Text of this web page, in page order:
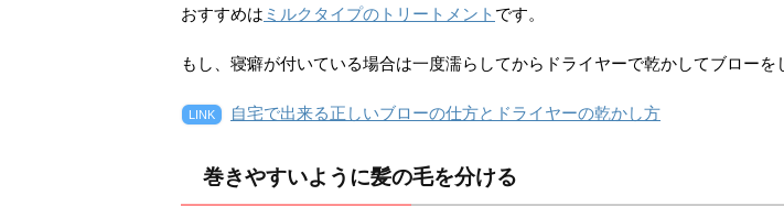
おすすめは ミルクタイプのトリートメント です。
もし、寝癖が付いている場合は一度濡らしてからドライヤーで乾かしてブローを
LINK 自宅で出来る正しいブローの仕方とドライヤーの乾かし方
巻きやすいように髪の毛を分ける